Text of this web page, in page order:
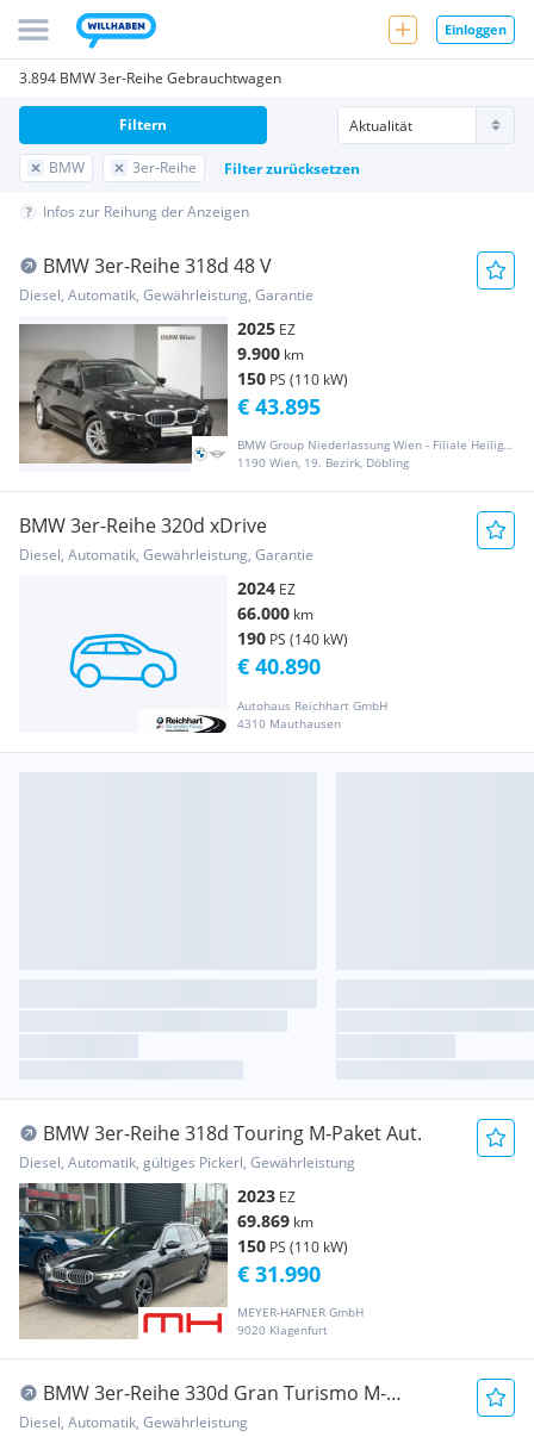
Einloggen
3.894 BMW 3er-Reihe Gebrauchtwagen
BMW 3er-Reihe Filter zurücksetzen
Filtern
Infos zur Reihung der Anzeigen
BMW 3er-Reihe 318d 48 V
Diesel, Automatik, Gewährleistung, Garantie
2025 EZ
9.900 km
150 PS (110 kW)
BMW Group Niederlassung Wien - Filiale Heiligenstadt
1190 Wien, 19. Bezirk, Döbling
€ 43.895
BMW 3er-Reihe 320d xDrive
Diesel, Automatik, Gewährleistung, Garantie
2024 EZ
66.000 km
190 PS (140 kW)
Autohaus Reichhart GmbH
4310 Mauthausen
€ 40.890
BMW 3er-Reihe 318d Touring M-Paket Aut.
Diesel, Automatik, gültiges Pickerl, Gewährleistung
2023 EZ
69.869 km
150 PS (110 kW)
MEYER-HAFNER GmbH
9020 Klagenfurt
€ 31.990
BMW 3er-Reihe 330d Gran Turismo M-
Sportpaket/Pano/Leder/4xSHZG
Diesel, Automatik, Gewährleistung